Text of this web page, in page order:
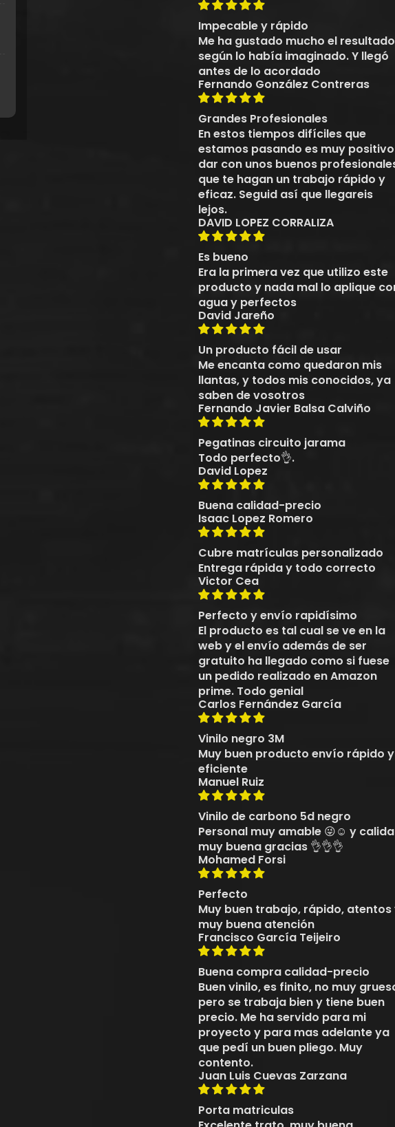
Impecable y rápido
Me ha gustado mucho el
según lo había imaginado. Y llegó
antes de lo acordado
Fernando González Contreras
Grandes Profesionales
En estos tiempos difíciles que
estamos pasando es muy positivo
dar con unos buenos
que te hagan un trabajo rápido y
eficaz. Seguid así que llegareis
lejos.
DAVID LOPEZ CORRALIZA
Es bueno
Era la primera vez que utilizo este
producto y nada mal lo aplique
agua y perfectos
David Jareño
Un producto fácil de usar
Me encanta como quedaron mis
llantas, y todos mis conocidos, ya
saben de vosotros
Fernando Javier Balsa Calviño
Pegatinas circuito jarama
Todo perfecto👌.
David Lopez
Buena calidad-precio
Isaac Lopez Romero
Cubre matrículas personalizado
Entrega rápida y todo correcto
Victor Cea
Perfecto y envío rapidísimo
El producto es tal cual se ve en la
web y el envío además de ser
gratuito ha llegado como si fuese
un pedido realizado en Amazon
prime. Todo genial
Carlos Fernández García
Vinilo negro 3M
Muy buen producto envío rápido y
eficiente
Manuel Ruiz
Vinilo de carbono 5d negro
Personal muy amable 😜☺️ y
muy buena gracias 👌👌👌
Mohamed Forsi
Perfecto
Muy buen trabajo, rápido, atentos
muy buena atención
Francisco García Teijeiro
Buena compra calidad-precio
Buen vinilo, es finito, no muy
pero se trabaja bien y tiene buen
precio. Me ha servido para mi
proyecto y para mas adelante ya
que pedí un buen pliego. Muy
contento.
Juan Luis Cuevas Zarzana
Porta matriculas